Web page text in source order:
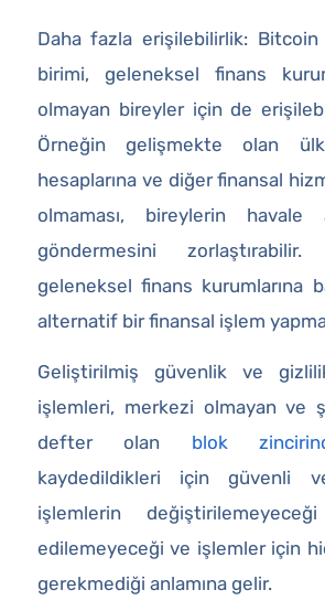
Daha fazla erişilebilirlik:
birimi, geleneksel finans
olmayan bireyler için de
Örneğin gelişmekte olan
hesaplarına ve diğer finansal
olmaması, bireylerin havale
göndermesini
geleneksel finans kurumlarına
alternatif bir finansal işlem yapma
Geliştirilmiş güvenlik ve
işlemleri, merkezi olmayan ve
defter olan blok
kaydedildikleri için güvenli
işlemlerin
edilemeyeceği ve işlemler için
gerekmediği anlamına gelir.